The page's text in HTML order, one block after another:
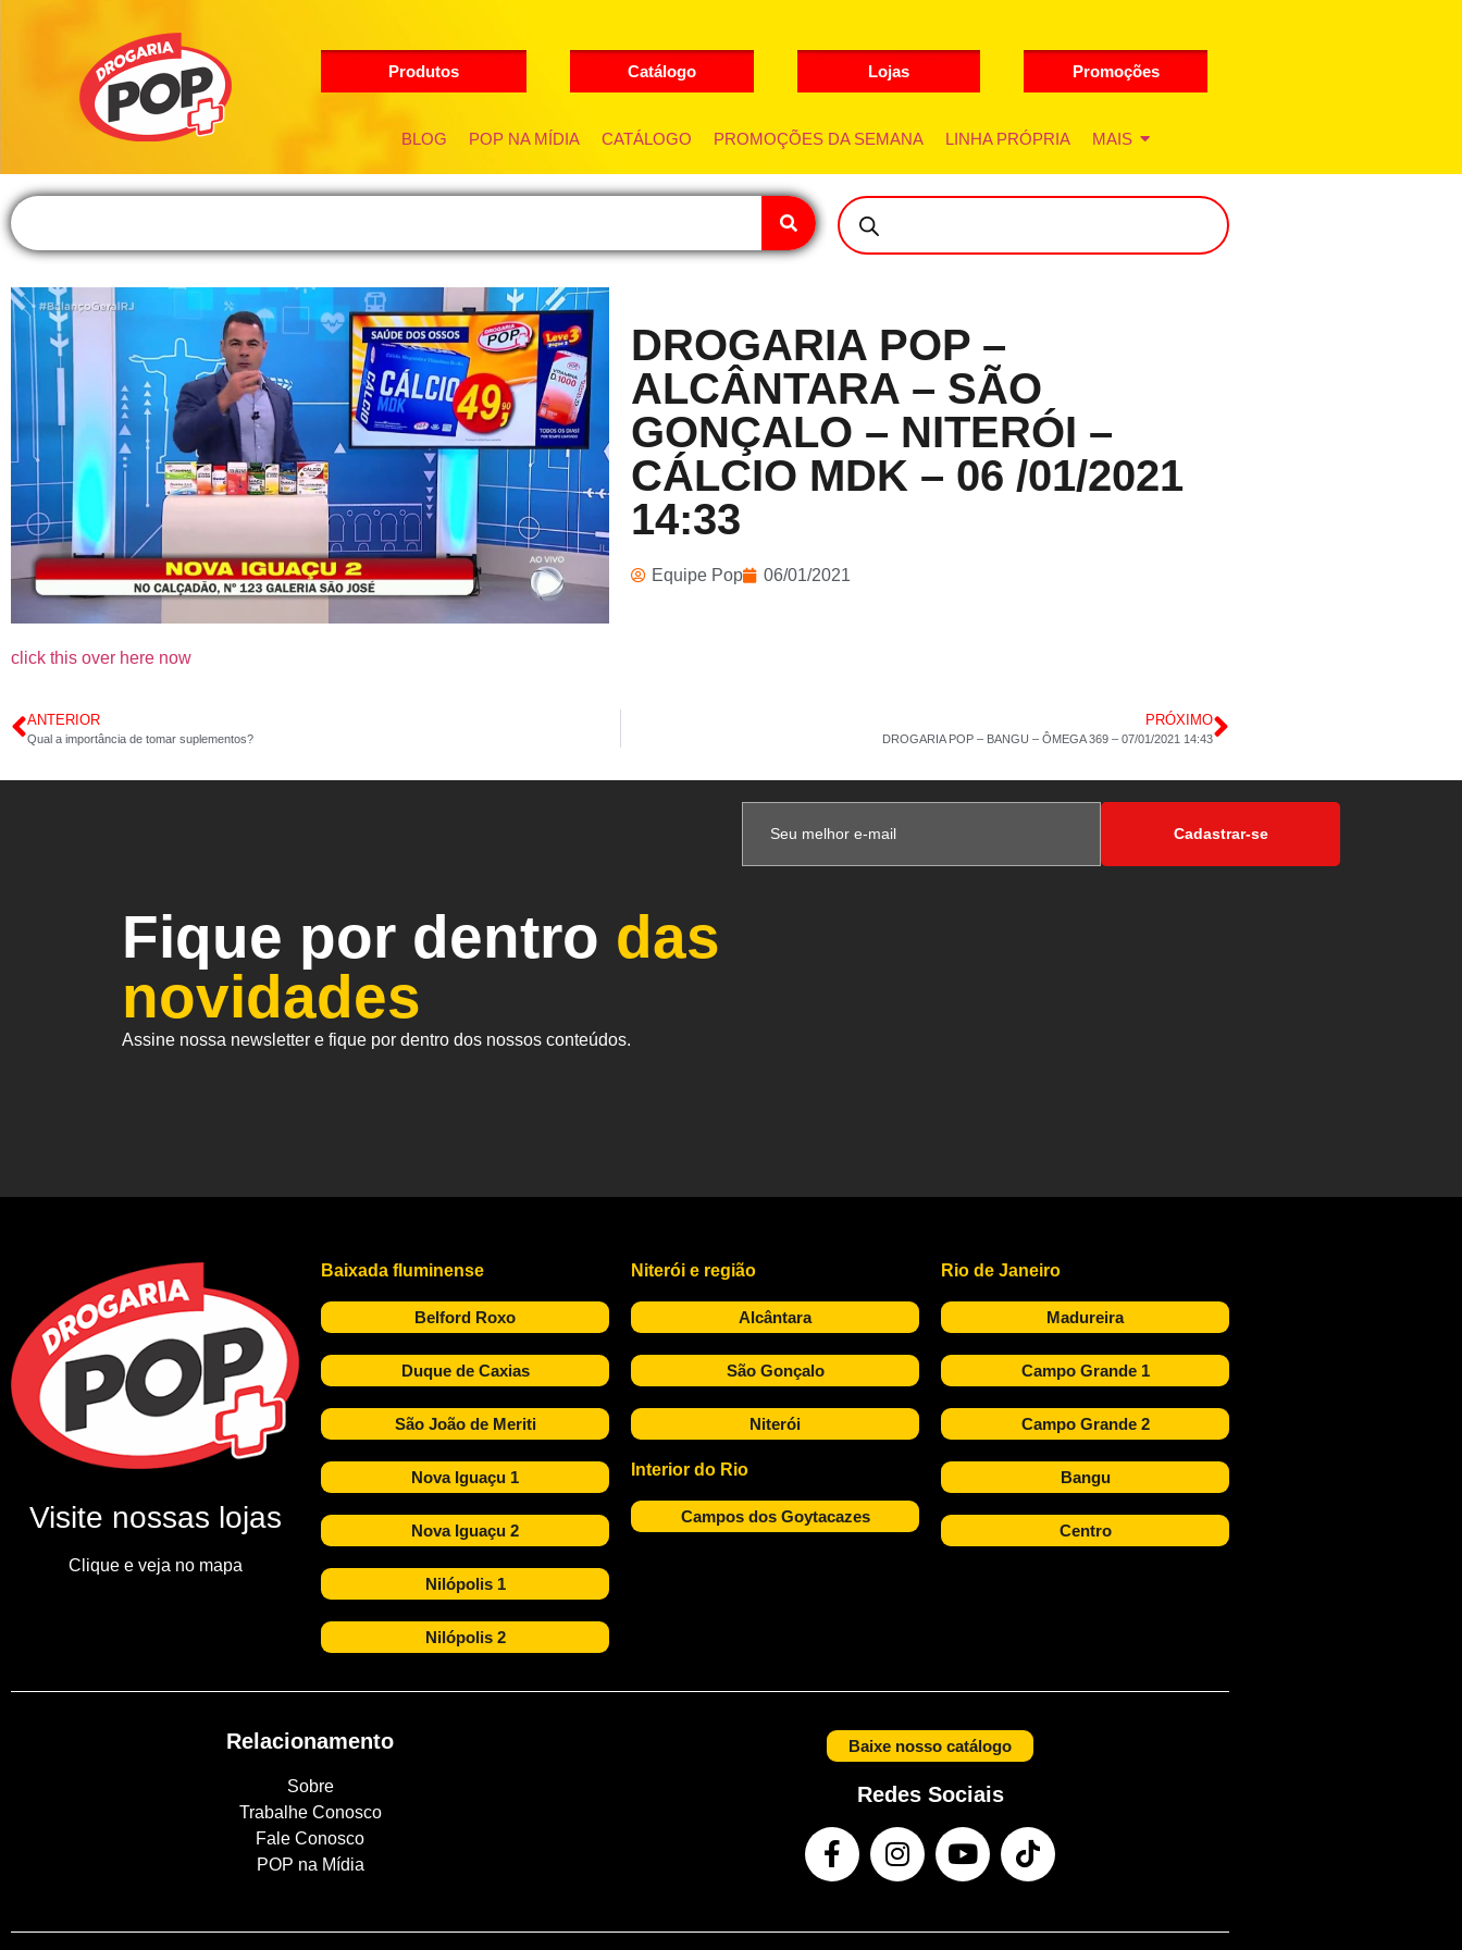
Produtos Catálogo Lojas Promoções
BLOG POP NA MÍDIA CATÁLOGO PROMOÇÕES DA SEMANA LINHA PRÓPRIA MAIS
DROGARIA POP –
ALCÂNTARA – SÃO
GONÇALO – NITERÓI –
CÁLCIO MDK – 06 /01/2021
14:33
Equipe Pop 06/01/2021
click this over here now
ANTERIOR
Qual a importância de tomar suplementos?
PRÓXIMO
DROGARIA POP – BANGU – ÔMEGA 369 – 07/01/2021 14:43
Fique por dentro das
novidades
Assine nossa newsletter e fique por dentro dos nossos conteúdos.
Cadastrar-se
Visite nossas lojas
Clique e veja no mapa
Baixada fluminense
Belford Roxo
Duque de Caxias
São João de Meriti
Nova Iguaçu 1
Nova Iguaçu 2
Nilópolis 1
Nilópolis 2
Niterói e região
Alcântara
São Gonçalo
Niterói
Interior do Rio
Campos dos Goytacazes
Rio de Janeiro
Madureira
Campo Grande 1
Campo Grande 2
Bangu
Centro
Relacionamento
Sobre
Trabalhe Conosco
Fale Conosco
POP na Mídia
Baixe nosso catálogo
Redes Sociais